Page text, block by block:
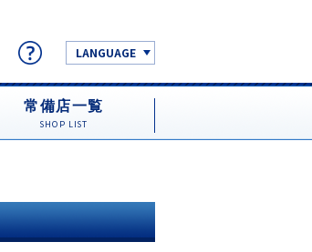
LANGUAGE
常備店一覧
SHOP LIST